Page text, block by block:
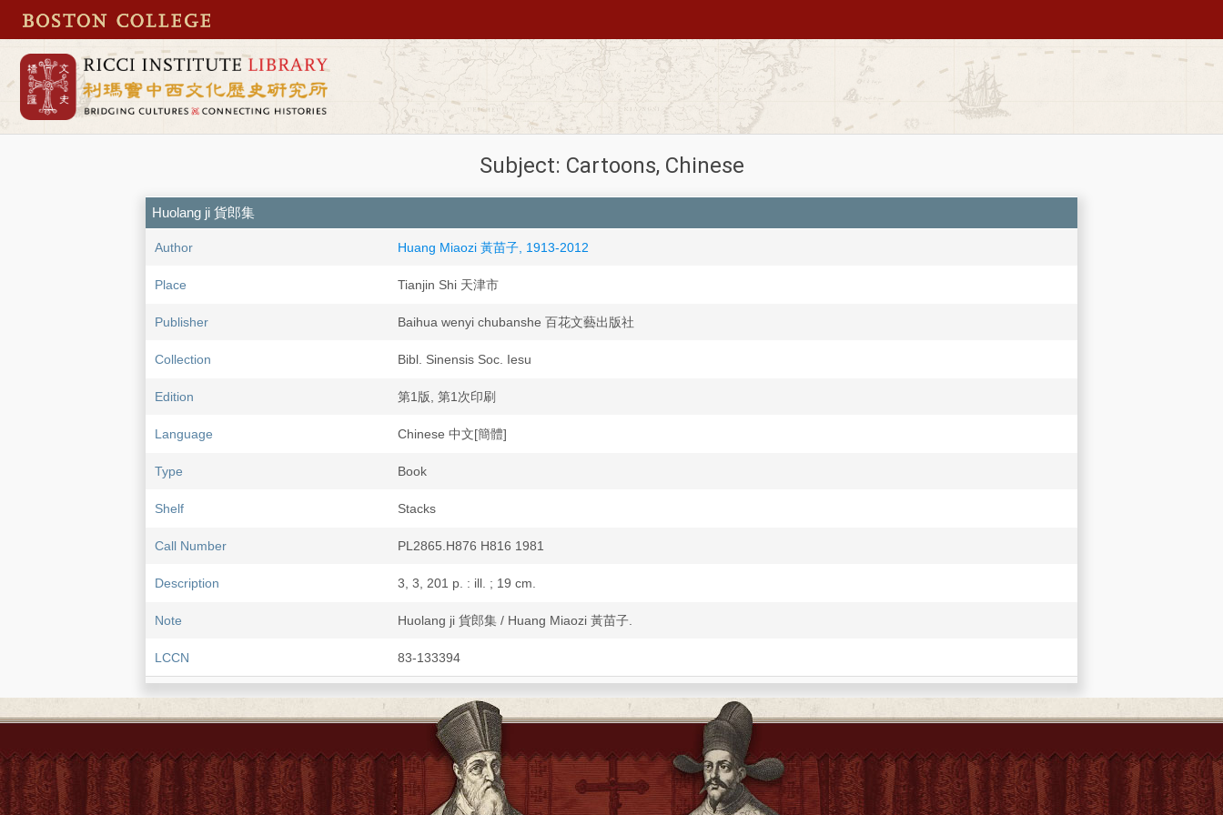
Subject: Cartoons, Chinese
Huolang ji 貨郎集
Author Huang Miaozi 黃苗子, 1913-2012
Place Tianjin Shi 天津市
Publisher Baihua wenyi chubanshe 百花文藝出版社
Collection Bibl. Sinensis Soc. Iesu
Edition 第1版, 第1次印刷
Language Chinese 中文[簡體]
Type Book
Shelf Stacks
Call Number PL2865.H876 H816 1981
Description 3, 3, 201 p. : ill. ; 19 cm.
Note Huolang ji 貨郎集 / Huang Miaozi 黃苗子.
LCCN 83-133394